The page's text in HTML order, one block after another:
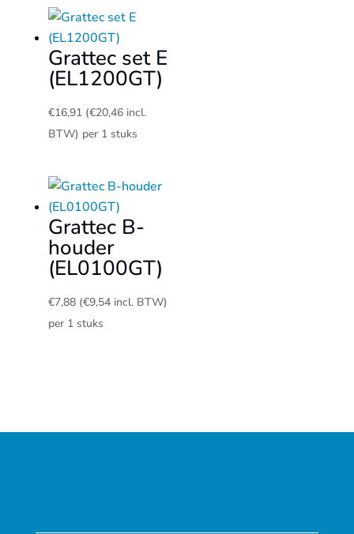
Grattec set E
(EL1200GT)
€16,91 (€20,46incl.
BTW) per 1 stuks
Grattec B-
houder
(EL0100GT)
€7,88 (€9,54incl. BTW)
per 1 stuks